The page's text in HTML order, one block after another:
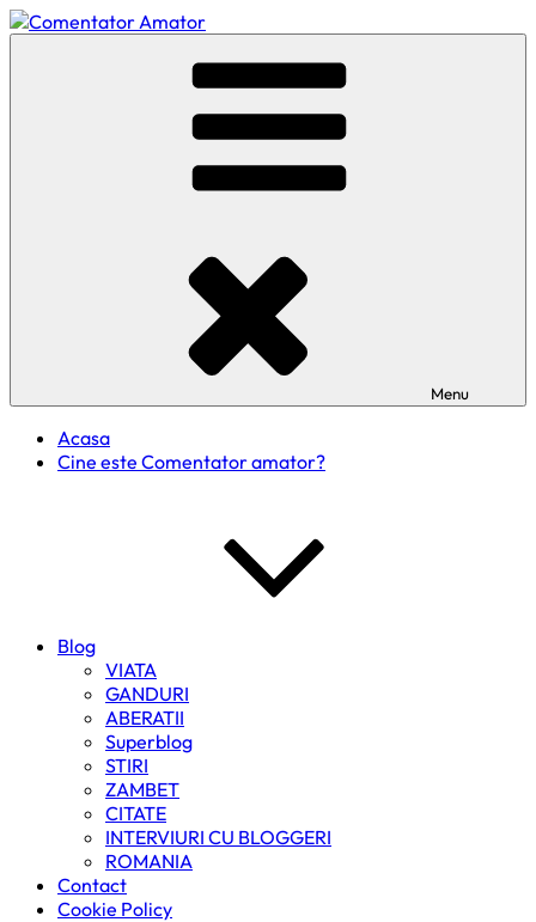
Skip
to
Menu
Acasa
Cine este Comentator amator?
Blog
VIATA
GANDURI
ABERATII
Superblog
STIRI
ZAMBET
CITATE
INTERVIURI CU BLOGGERI
ROMANIA
Contact
Cookie Policy